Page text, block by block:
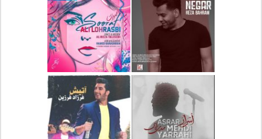
دانلود آلبوم جدید سیروان
خسروی بنام مونولوگ
دانلود آهنگ جدید علیرضا
قربانی بنام خیال خوش
دانلود آهنگ جدید رضا
بهرام بنام نگار
دانلود آهنگ جدید علی
لهراسبی بنام صورت